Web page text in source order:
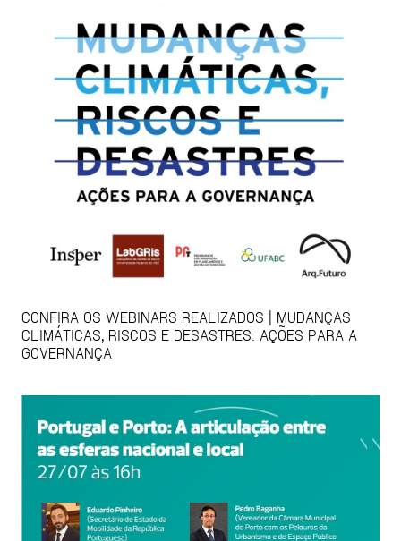
CONFIRA OS WEBINARS REALIZADOS | MUDANÇAS
CLIMÁTICAS, RISCOS E DESASTRES: AÇÕES PARA A
GOVERNANÇA